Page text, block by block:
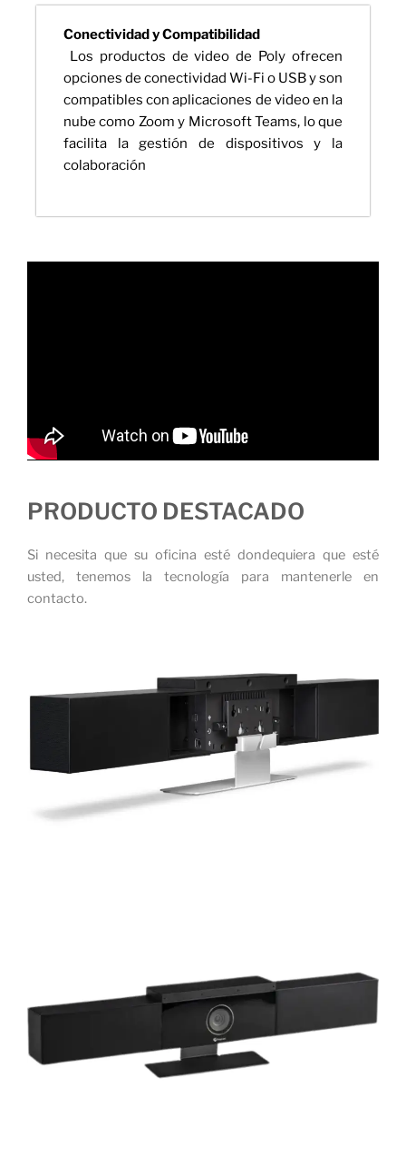
Conectividad y Compatibilidad
Los productos de video de Poly ofrecen
opciones de conectividad Wi-Fi o USB y son
compatibles con aplicaciones de video en la
nube como Zoom y Microsoft Teams, lo que
facilita la gestión de dispositivos y la
colaboración
PRODUCTO DESTACADO
Si necesita que su oficina esté dondequiera que esté
usted, tenemos la tecnología para mantenerle en
contacto.